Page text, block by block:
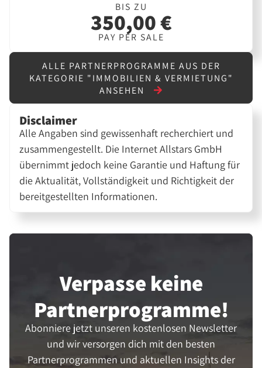
BIS ZU
350,00 €
PAY PER SALE
ALLE PARTNERPROGRAMME AUS DER
KATEGORIE "IMMOBILIEN & VERMIETUNG"
ANSEHEN
Disclaimer
Alle Angaben sind gewissenhaft recherchiert und
zusammengestellt. Die Internet Allstars GmbH
übernimmt jedoch keine Garantie und Haftung für
die Aktualität, Vollständigkeit und Richtigkeit der
bereitgestellten Informationen.
Verpasse keine
Partner­programme!
Abonniere jetzt unseren kostenlosen Newsletter
und wir versorgen dich mit den besten
Partnerprogrammen und aktuellen Insights der